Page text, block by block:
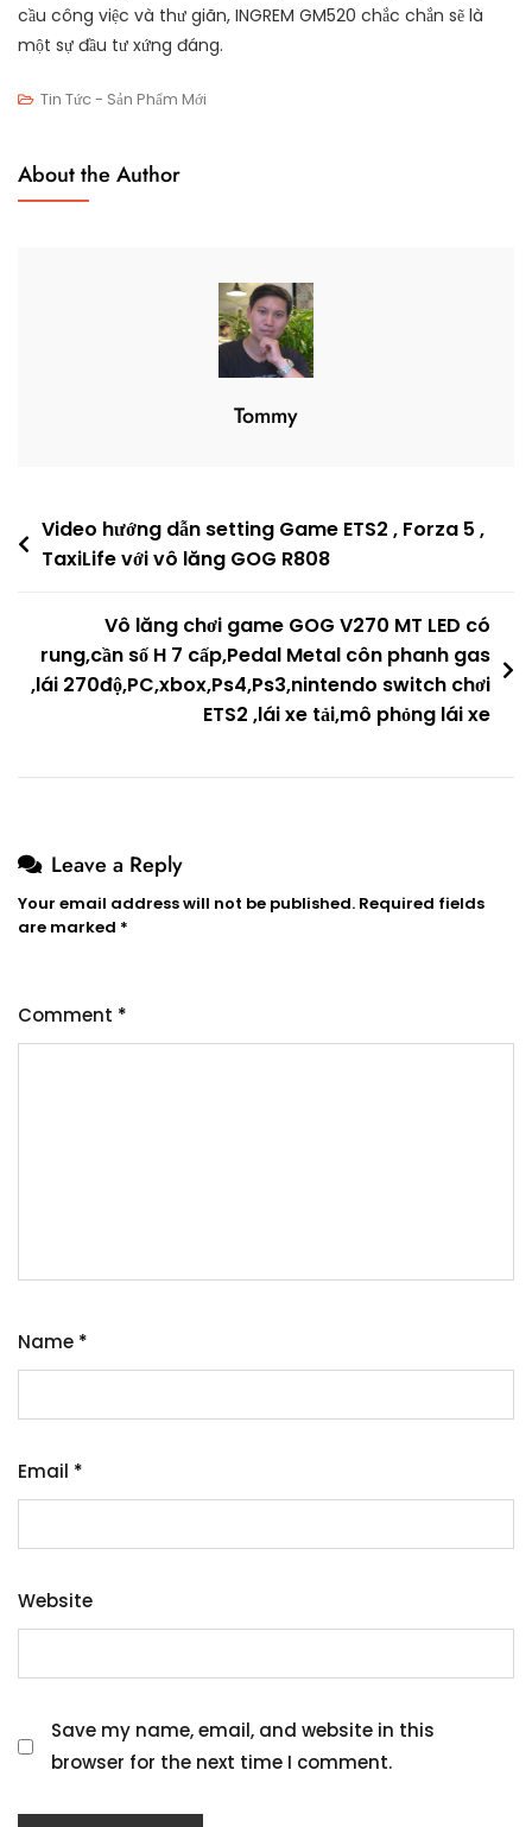
cầu công việc và thư giãn, INGREM GM520 chắc chắn sẽ là
một sự đầu tư xứng đáng.
Tin Tức - Sản Phẩm Mới
About the Author
Tommy
Post
navigation
Video hướng dẫn setting Game ETS2 , Forza 5 ,
TaxiLife với vô lăng GOG R808
Vô lăng chơi game GOG V270 MT LED có
rung,cần số H 7 cấp,Pedal Metal côn phanh gas
,lái 270độ,PC,xbox,Ps4,Ps3,nintendo switch chơi
ETS2 ,lái xe tải,mô phỏng lái xe
Leave a Reply
Your email address will not be published. Required fields
are marked *
Comment *
Name *
Email *
Website
Save my name, email, and website in this
browser for the next time I comment.